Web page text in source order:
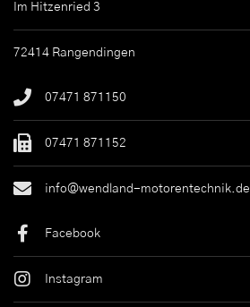
Im Hitzenried 3
72414 Rangendingen
07471 871150
07471 871152
info@wendland-motorentechnik.de
Facebook
Instagram